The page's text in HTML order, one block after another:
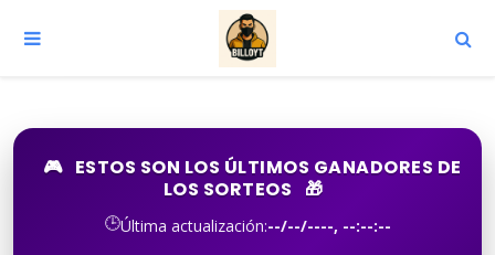
🎮 ESTOS SON LOS ÚLTIMOS GANADORES DE
LOS SORTEOS
🎁
🕒Última actualización:--/--/----, --:--:--